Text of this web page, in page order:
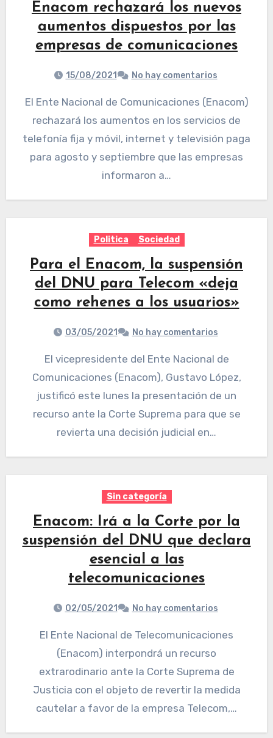
Enacom rechazará los nuevos
aumentos dispuestos por las
empresas de comunicaciones
15/08/2021 No hay comentarios
El Ente Nacional de Comunicaciones (Enacom)
rechazará los aumentos en los servicios de
telefonía fija y móvil, internet y televisión paga
para agosto y septiembre que las empresas
informaron a…
Politica Sociedad
Para el Enacom, la suspensión
del DNU para Telecom «deja
como rehenes a los usuarios»
03/05/2021 No hay comentarios
El vicepresidente del Ente Nacional de
Comunicaciones (Enacom), Gustavo López,
justificó este lunes la presentación de un
recurso ante la Corte Suprema para que se
revierta una decisión judicial en…
Sin categoría
Enacom: Irá a la Corte por la
suspensión del DNU que declara
esencial a las
telecomunicaciones
02/05/2021 No hay comentarios
El Ente Nacional de Telecomunicaciones
(Enacom) interpondrá un recurso
extrarodinario ante la Corte Suprema de
Justicia con el objeto de revertir la medida
cautelar a favor de la empresa Telecom,…